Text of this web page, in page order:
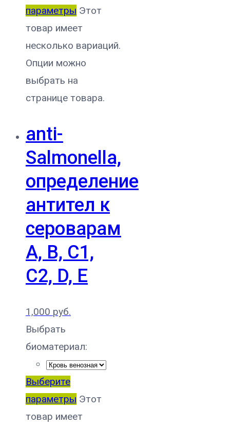
параметры Этот
товар имеет
несколько вариаций.
Опции можно
выбрать на
странице товара.
anti-
Salmonella,
определение
антител к
сероварам
A, B, C1,
C2, D, E
1,000 руб.
Выбрать
биоматериал:
Выберите
параметры Этот
товар имеет